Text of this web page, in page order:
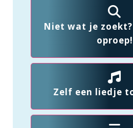
Niet wat je
oproep!
Zelf een liedje